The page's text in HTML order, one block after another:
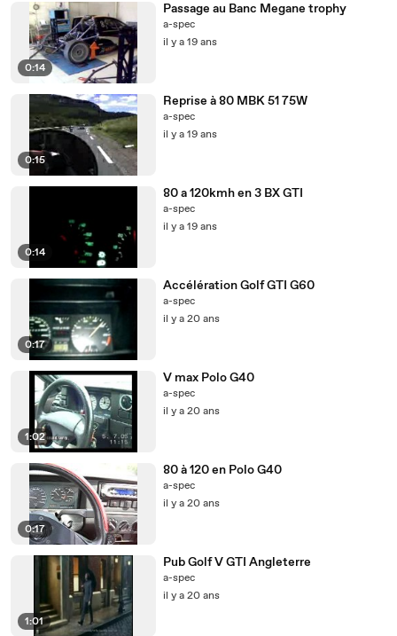
0:14
Passage au Banc Megane trophy
a-spec
il y a 19 ans
0:15
Reprise à 80 MBK 51 75W
a-spec
il y a 19 ans
0:14
80 a 120kmh en 3 BX GTI
a-spec
il y a 19 ans
0:17
Accélération Golf GTI G60
a-spec
il y a 20 ans
1:02
V max Polo G40
a-spec
il y a 20 ans
0:17
80 à 120 en Polo G40
a-spec
il y a 20 ans
1:01
Pub Golf V GTI Angleterre
a-spec
il y a 20 ans